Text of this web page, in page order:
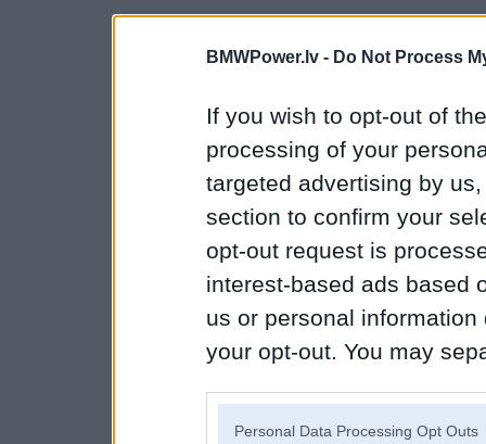
BMWPower.lv - Do Not Process
If you wish to opt-out of
processing of your
targeted advertising by
section to confirm your
opt-out request is
interest-based ads based
us or personal
your opt-out. You may
Personal Data Processing Opt Outs